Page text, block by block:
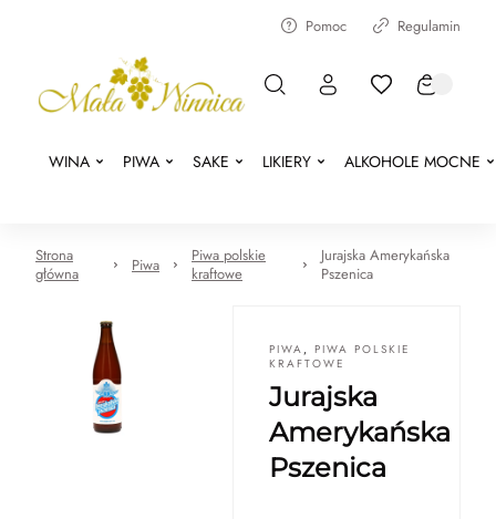
Pomoc Regulamin
WINA PIWA SAKE LIKIERY ALKOHOLE MOCNE
Strona
główna
Piwa
Piwa polskie
kraftowe
Jurajska Amerykańska
Pszenica
PIWA , PIWA POLSKIE
KRAFTOWE
Jurajska
Amerykańska
Pszenica